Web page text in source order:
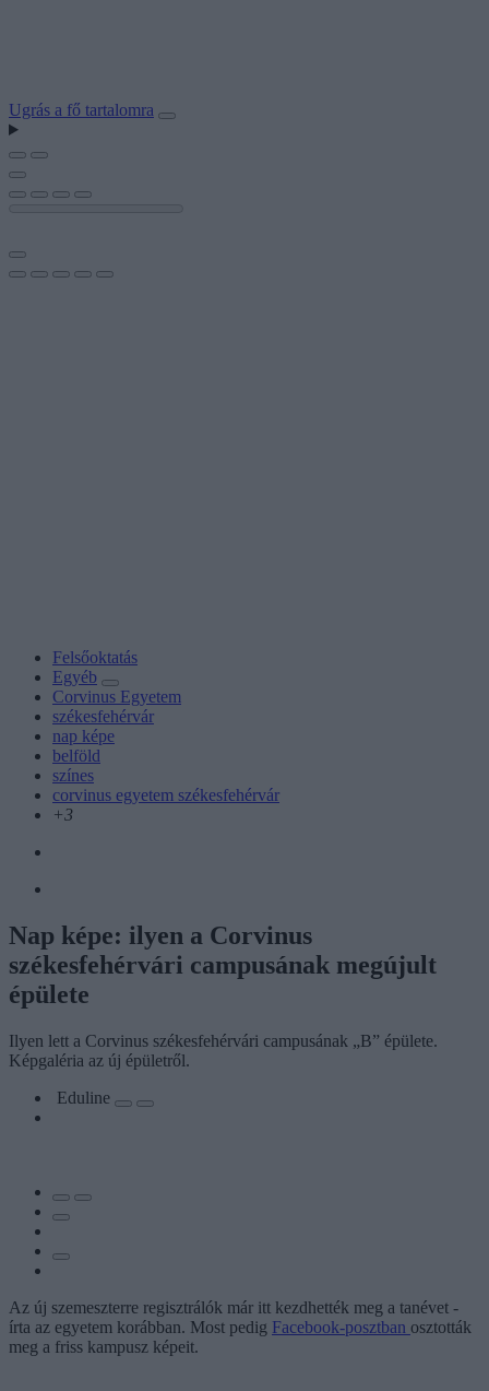
Ugrás a fő tartalomra
Felsőoktatás
Egyéb
Corvinus Egyetem
székesfehérvár
nap képe
belföld
színes
corvinus egyetem székesfehérvár
+3
Nap képe: ilyen a Corvinus
székesfehérvári campusának megújult
épülete
Ilyen lett a Corvinus székesfehérvári campusának „B” épülete.
Képgaléria az új épületről.
Eduline
Az új szemeszterre regisztrálók már itt kezdhették meg a tanévet -
írta az egyetem korábban. Most pedig Facebook-posztban osztották
meg a friss kampusz képeit.